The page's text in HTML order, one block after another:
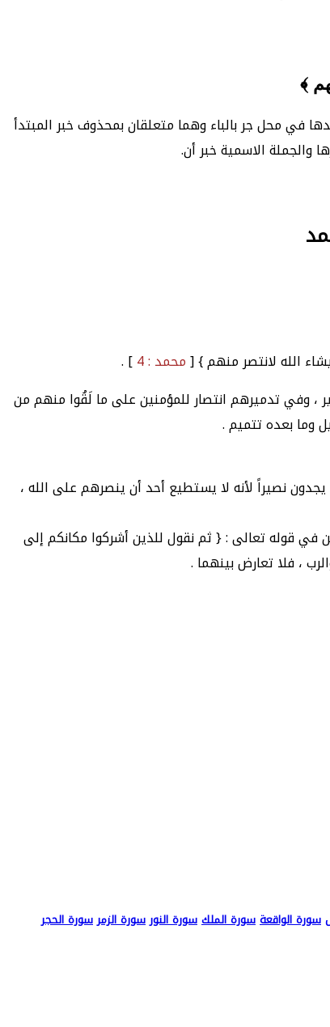
﴾
في محل جر بالباء وهما متعلقان بمحذوف خبر المبتدأ
والجملة الاسمية خبر أن.
الله لانتصر منهم } [محمد : 4 ] .
، وفي تدميرهم انتصار للمؤمنين على ما لَقُوا منهم من
وما بعده تتميم .
نصيراً لأنه لا يستطيع أحد أن ينصرهم على الله ،
في قوله تعالى : { ثم نقول للذين أشركوا مكانكم إلى
، فلا تعارض بينهما .
سورة الواقعة سورة الملك سورة النور سورة الزمر سورة الحجر